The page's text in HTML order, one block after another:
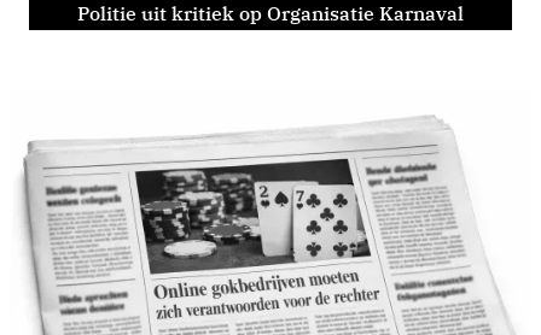
Politie uit kritiek op Organisatie Karnaval